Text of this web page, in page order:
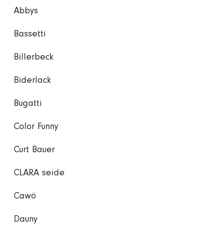
Abbys
Bassetti
Billerbeck
Biderlack
Bugatti
Color Funny
Curt Bauer
CLARA seide
Cawö
Dauny